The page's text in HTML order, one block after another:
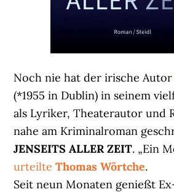
Noch nie hat der irische
(*1955 in Dublin) in seinem
als Lyriker, Theaterautor und
nahe am Kriminalroman
JENSEITS ALLER ZEIT. „Ein
urteilteThomas Wörtche.
Seit neun Monaten genießt